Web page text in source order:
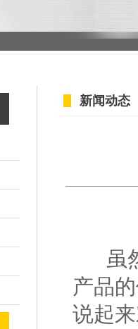
新闻动态
虽然
产品
说起